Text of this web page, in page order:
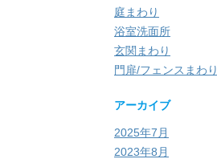
庭まわり
浴室洗面所
玄関まわり
門扉/フェンスまわり
アーカイブ
2025年7月
2023年8月